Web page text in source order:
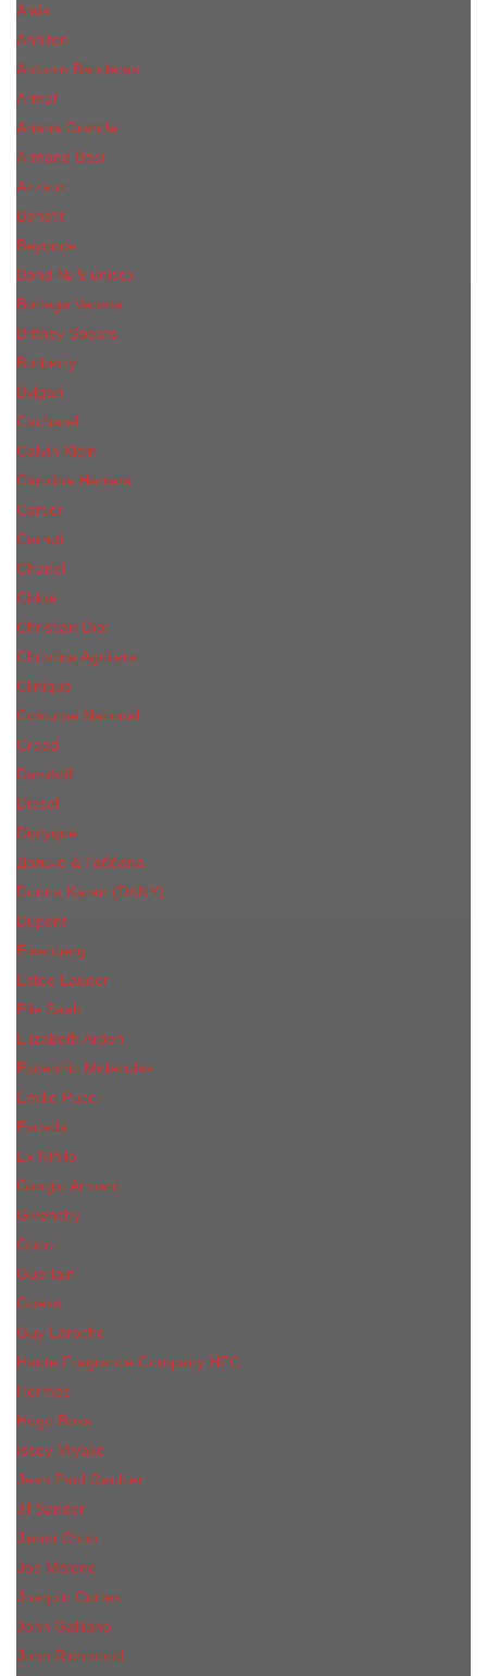
Alaia
Annifen
Antonio Banderas
Armaf
Ariana Grande
Armand Basi
Azzaro
Benefit
Beyonce
Bond № 9 unisex
Bottega Veneta
Britney Spears
Burberry
Bvlgari
Cacharel
Calvin Klein
Carolina Herrera
Cartier
Cerruti
Сhanеl
Chloe
Christian Dior
Christina Aguilera
Сliniquе
Costume National
Creed
Davidoff
Diesel
Diptyque
Дольче & Габбана
Donna Karan (DKNY)
Dupont
Eisenberg
Еsteе Lаudеr
Elie Saab
Elizabeth Arden
Escentric Molecules
Emilio Pucci
Escada
Ex Nihilo
Giorgio Armani
Givenchy
Gucci
Guerlain
Guess
Guy Laroche
Haute Fragrance Company HFC
Hermes
Hugo Boss
Issey Miyake
Jean Paul Gaultier
Jil Sander
Jimmi Choo
Jое Malоnе
Joaquin Cortes
John Galliano
John Richmond